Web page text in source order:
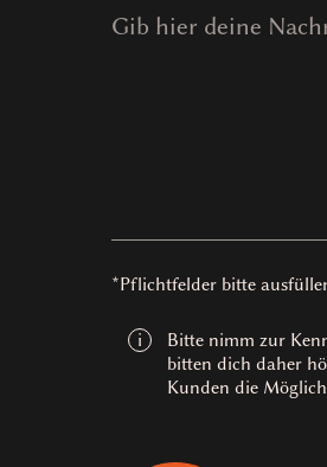
*Pflichtfelder bitte
i
Bitte nimm zur
bitten dich daher
Kunden die